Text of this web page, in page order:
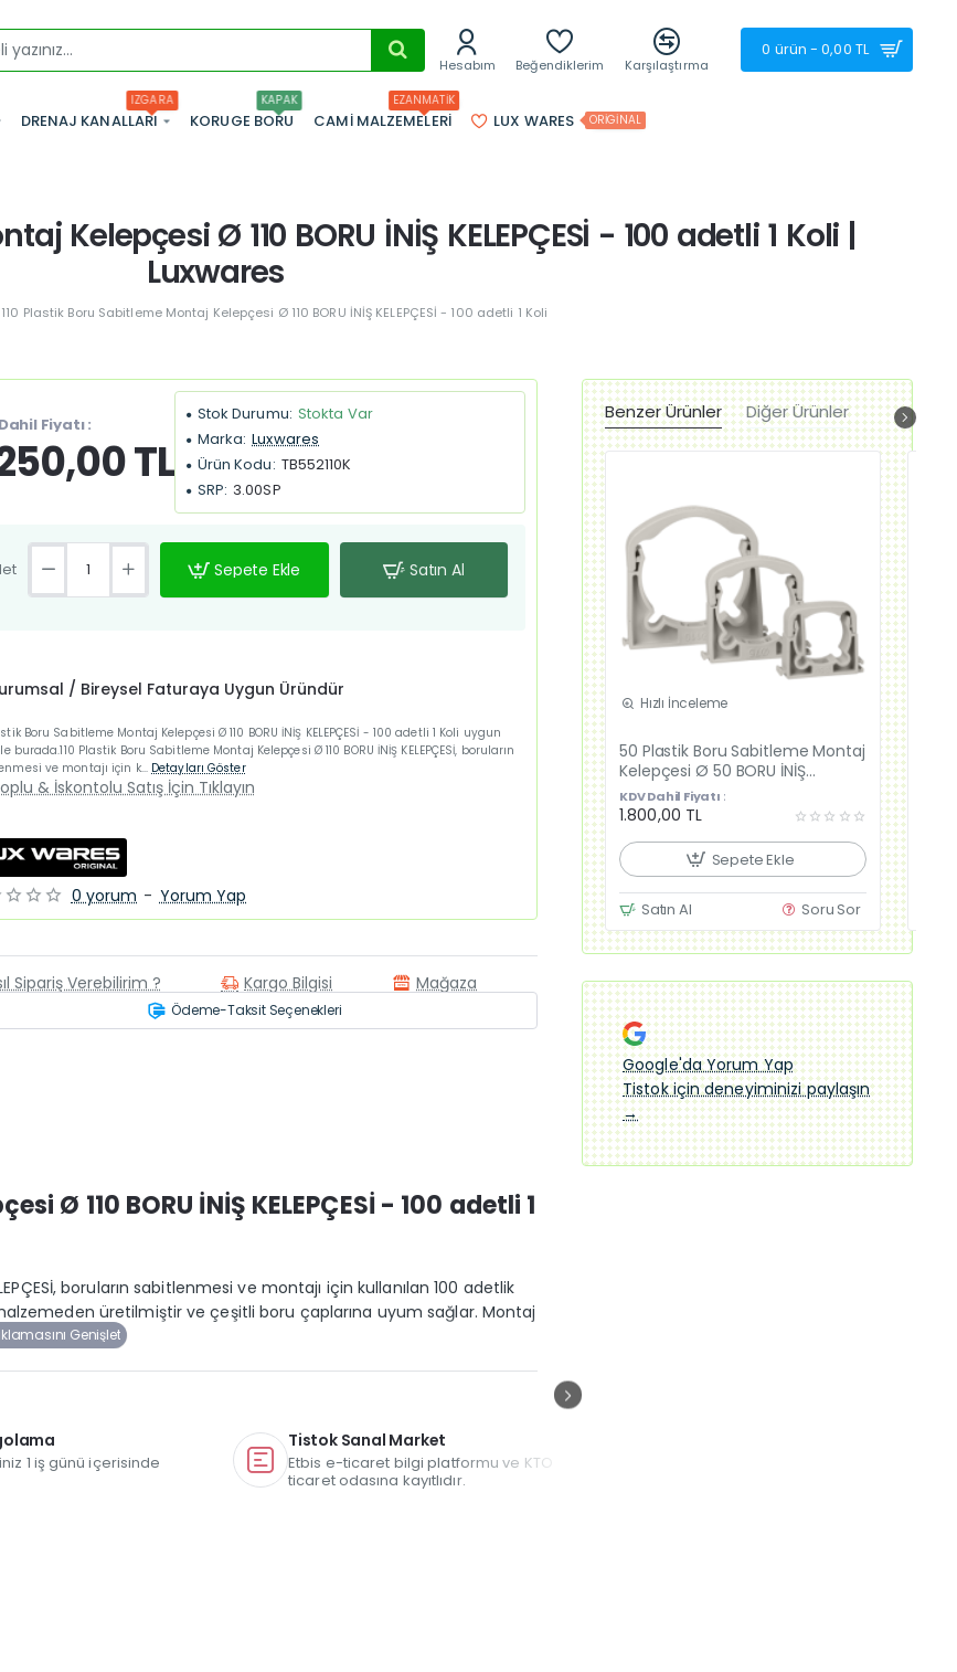
Hesabım Beğendiklerim Karşılaştırma
0 ürün - 0,00 TL
DRENAJ KANALLARI
IZGARA
KORUGE BORU
KAPAK
CAMI MALZEMELERI
EZANMATIK
LUX WARES ORIGINAL
Kelepçesi Ø 110 BORU İNİŞ KELEPÇESİ - 100 adetli 1 Koli |
Luxwares
110 Plastik Boru Sabitleme Montaj Kelepçesi Ø 110 BORU İNİŞ KELEPÇESİ - 100 adetli 1 Koli
/ Bireysel Faturaya Uygun Üründür
Boru Sabitleme Montaj Kelepçesi Ø 110 BORU İNİŞ KELEPÇESİ - 100 adetli 1 Koli uygun
burada.110 Plastik Boru Sabitleme Montaj Kelepçesi Ø 110 BORU İNİŞ KELEPÇESİ, boruların
ve montajı için k... Detayları Göster
& İskontolu Satış İçin Tıklayın
0 yorum - Yorum Yap
Fiyatı :
TL
Stok Durumu: Stokta Var
Marka: Luxwares
Ürün Kodu: TB552110K
SRP: 3.00SP
Sepete Ekle Satın Al
Sipariş Verebilirim ? Kargo Bilgisi Mağaza
Ödeme-Taksit Seçenekleri
Ø 110 BORU İNİŞ KELEPÇESİ - 100 adetli 1
boruların sabitlenmesi ve montajı için kullanılan 100 adetlik
üretilmiştir ve çeşitli boru çaplarına uyum sağlar. Montaj
1 iş günü içerisinde
Tistok Sanal Market
Etbis e-ticaret bilgi platformu ve KTO
ticaret odasına kayıtlıdır.
Benzer Ürünler Diğer Ürünler
Hızlı İnceleme
Yeni Ürün
50 Plastik Boru Sabitleme Montaj
Kelepçesi Ø 50 BORU İNİŞ
KELEPÇESİ - 100 adetli 1 Koli
KDV Dahil Fiyatı :
1.800,00 TL
Sepete Ekle
Satın Al Soru Sor
Google'da Yorum Yap
Tistok için deneyiminizi paylaşın
→